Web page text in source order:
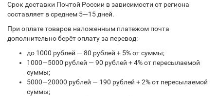
Срок доставки Почтой России в зависимости от региона
составляет в среднем 5—15 дней.
При оплате товаров наложенным платежом почта
дополнительно берёт оплату за перевод:
до 1000 рублей — 80 рублей + 5% от суммы;
1000—5000 рублей — 90 рублей + 4% от пересылаемой
суммы;
5000—20000 рублей — 190 рублей + 2% от пересылаемой
суммы;